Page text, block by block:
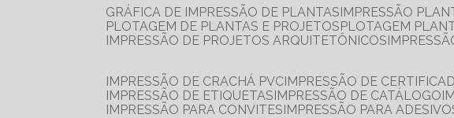
GRÁFICA DE IMPRESSÃO DE PLANTAS IMPRESSÃO
PLOTAGEM DE PLANTAS E PROJETOS
PLOTAGEM
IMPRESSÃO DE PROJETOS ARQUITETÔNICOS
IMPRESSÃO DE CRACHÁ PVC IMPRESSÃO DE
IMPRESSÃO DE ETIQUETAS IMPRESSÃO DE CATÁLOGO
IMPRESSÃO PARA CONVITES IMPRESSÃO PARA